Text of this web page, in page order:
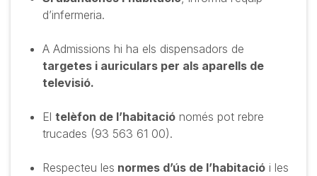
d’infermeria.
A Admissions hi ha els dispensadors de
targetes i auriculars per als aparells de
televisió.
El telèfon de l’habitació només pot rebre
trucades (93 563 61 00).
Respecteu les normes d’ús de l’habitació i les